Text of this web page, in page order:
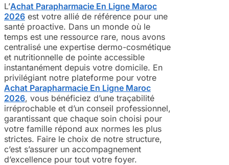
L’Achat Parapharmacie En Ligne Maroc
2026 est votre allié de référence pour une
santé proactive. Dans un monde où le
temps est une ressource rare, nous avons
centralisé une expertise dermo-cosmétique
et nutritionnelle de pointe accessible
instantanément depuis votre domicile. En
privilégiant notre plateforme pour votre
Achat Parapharmacie En Ligne Maroc
2026, vous bénéficiez d’une traçabilité
irréprochable et d’un conseil professionnel,
garantissant que chaque soin choisi pour
votre famille répond aux normes les plus
strictes. Faire le choix de notre structure,
c’est s’assurer un accompagnement
d’excellence pour tout votre foyer.